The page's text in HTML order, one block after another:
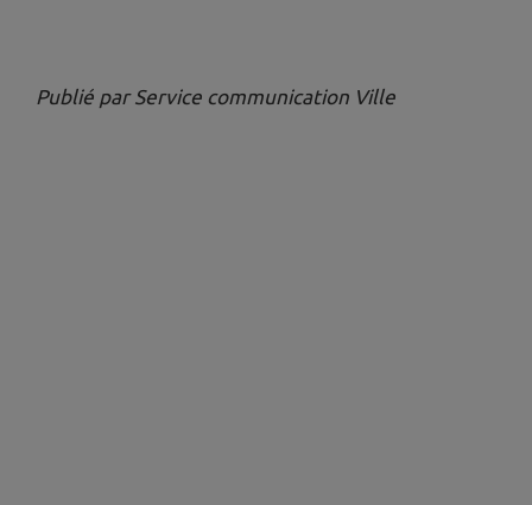
Publié par Service communication Ville